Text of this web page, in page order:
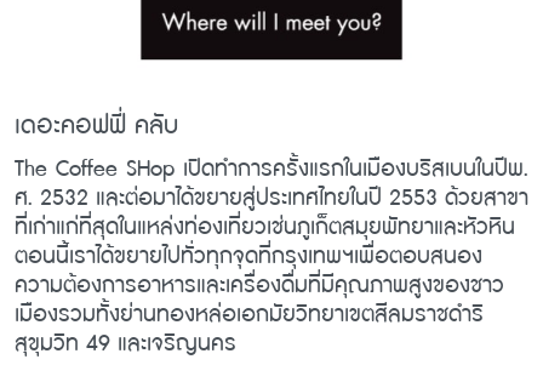
เดอะคอฟฟี่ คลับ
The Coffee SHop เปิดทำการครั้งแรกในเมืองบริสเบนในปีพ.
ศ. 2532 และต่อมาได้ขยายสู่ประเทศไทยในปี 2553 ด้วยสาขา
ที่เก่าแก่ที่สุดในแหล่งท่องเที่ยวเช่นภูเก็ตสมุยพัทยาและหัวหิน
ตอนนี้เราได้ขยายไปทั่วทุกจุดที่กรุงเทพฯเพื่อตอบสนอง
ความต้องการอาหารและเครื่องดื่มที่มีคุณภาพสูงของชาว
เมืองรวมทั้งย่านทองหล่อเอกมัยวิทยาเขตสีลมราชดำริ
สุขุมวิท 49 และเจริญนคร